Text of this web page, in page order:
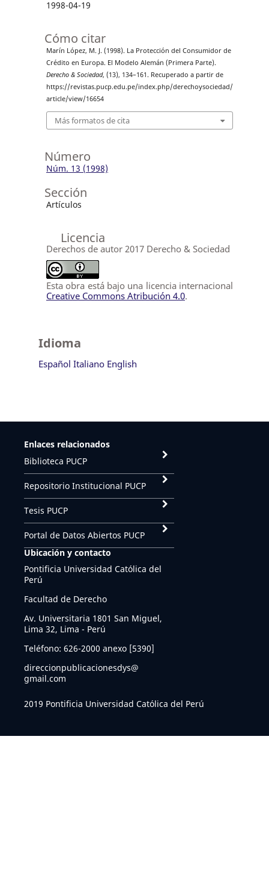
1998-04-19
Cómo citar
Marín López, M. J. (1998). La Protección del Consumidor de
Crédito en Europa. El Modelo Alemán (Primera Parte).
Derecho & Sociedad, (13), 134–161. Recuperado a partir de
https://revistas.pucp.edu.pe/index.php/derechoysociedad/
article/view/16654
Más formatos de cita
Número
Núm. 13 (1998)
Sección
Artículos
Licencia
Derechos de autor 2017 Derecho & Sociedad
Esta obra está bajo una licencia internacional
Creative Commons Atribución 4.0.
Idioma
Español Italiano English
Enlaces relacionados
Biblioteca PUCP
Repositorio Institucional PUCP
Tesis PUCP
Portal de Datos Abiertos PUCP
Ubicación y contacto
Pontificia Universidad Católica del
Perú
Facultad de Derecho
Av. Universitaria 1801 San Miguel,
Lima 32, Lima - Perú
Teléfono: 626-2000 anexo [5390]
direccionpublicacionesdys@
gmail.com
2019 Pontificia Universidad Católica del Perú